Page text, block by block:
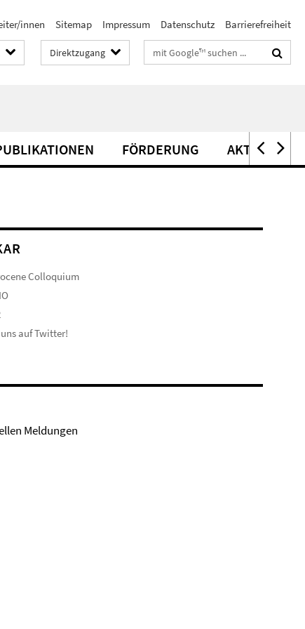
innen Sitemap Impressum Datenschutz Barrierefreiheit
Direktzugang Suchbegriffe
FÖRDERUNG AKTIVITÄTEN
Colloquium
auf Twitter!
Meldungen